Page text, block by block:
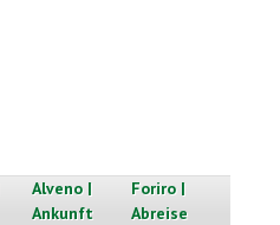
Alveno |
Ankunft
Foriro |
Abreise